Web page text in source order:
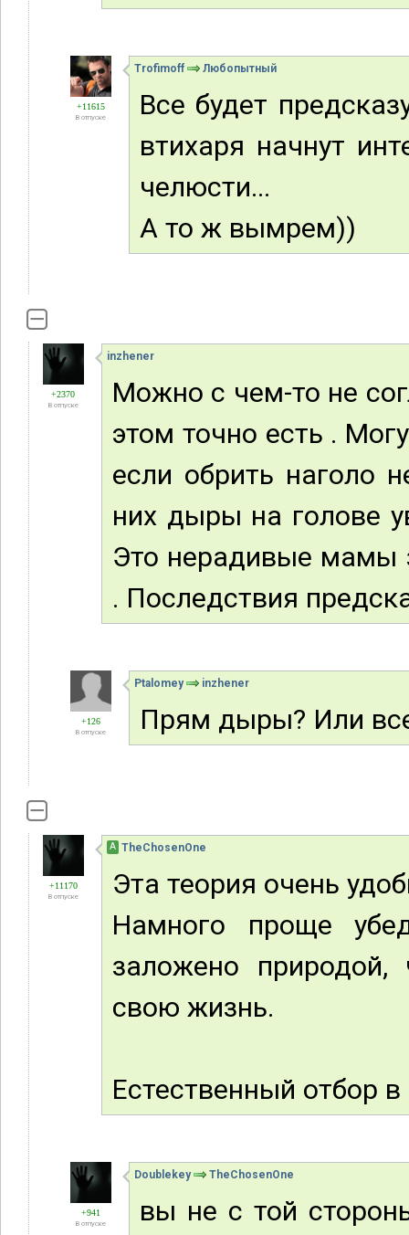
+11615
В отпуске
Trofimoff Любопытный
Все будет
втихаря начнут
челюсти...
А то ж вымрем))
+2370
В отпуске
inzhener
Можно с чем-то не
этом точно есть .
если обрить наголо
них дыры на голове
Это нерадивые мамы
. Последствия
+126
В отпуске
Ptalomey inzhener
Прям дыры? Или
+11170
В отпуске
А TheChosenOne
Эта теория очень
Намного проще
заложено
свою жизнь.
Естественный отбор
+941
В отпуске
Doublekey TheChosenOne
вы не с той